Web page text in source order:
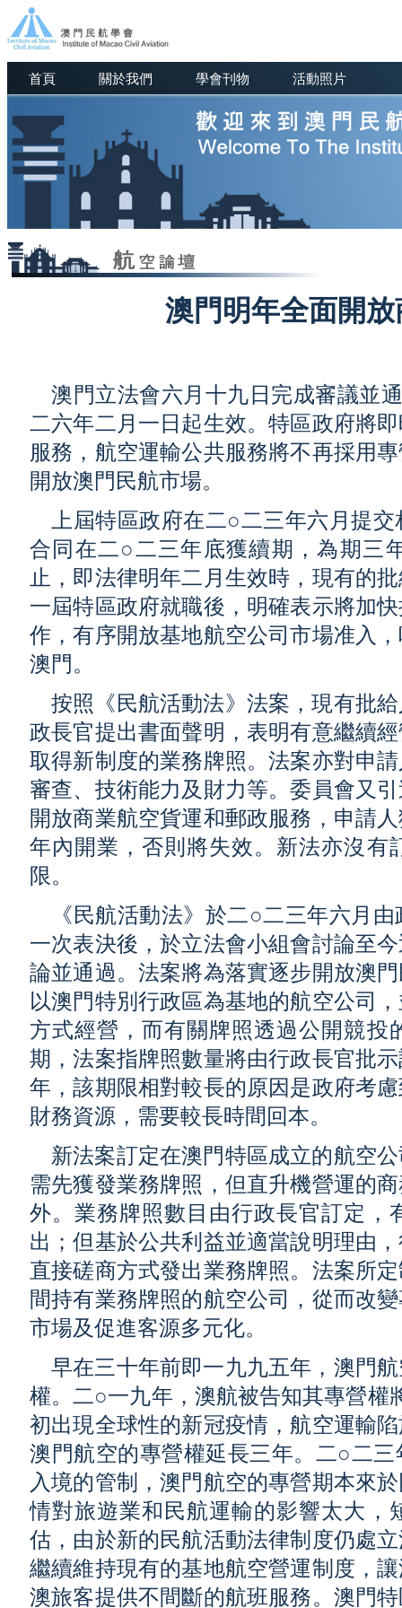
首頁 關於我們 學會刊物 活動照片
澳門明年全面開
澳門立法會六月十九日完成審議並
二六年二月一日起生效。特區政府將
服務，航空運輸公共服務將不再採用
開放澳門民航市場。
上屆特區政府在二○二三年六月提
合同在二○二三年底獲續期，為期三
止，即法律明年二月生效時，現有的
一屆特區政府就職後，明確表示將加
作，有序開放基地航空公司市場准入
澳門。
按照《民航活動法》法案，現有批
政長官提出書面聲明，表明有意繼續
取得新制度的業務牌照。法案亦對申
審查、技術能力及財力等。委員會又
開放商業航空貨運和郵政服務，申請
年內開業，否則將失效。新法亦沒有
限。
《民航活動法》於二○二三年六月
一次表決後，於立法會小組會討論至
論並通過。法案將為落實逐步開放澳
以澳門特別行政區為基地的航空公司
方式經營，而有關牌照透過公開競投
期，法案指牌照數量將由行政長官批
年，該期限相對較長的原因是政府考
財務資源，需要較長時間回本。
新法案訂定在澳門特區成立的航空
需先獲發業務牌照，但直升機營運的
外。業務牌照數目由行政長官訂定，
出；但基於公共利益並適當說明理由
直接磋商方式發出業務牌照。法案所
間持有業務牌照的航空公司，從而改
市場及促進客源多元化。
早在三十年前即一九九五年，澳門
權。二○一九年，澳航被告知其專營
初出現全球性的新冠疫情，航空運輸
澳門航空的專營權延長三年。二○二
入境的管制，澳門航空的專營期本來
情對旅遊業和民航運輸的影響太大，
估，由於新的民航活動法律制度仍處
繼續維持現有的基地航空營運制度，
澳旅客提供不間斷的航班服務。澳門